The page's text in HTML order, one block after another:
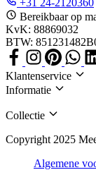
+31 24-2120360
Bereikbaar op
KvK: 88869032
BTW:
Klantenservice
Informatie
Collectie
Copyright 2025
Algemene